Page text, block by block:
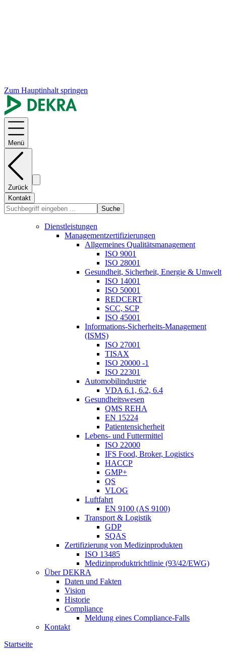
Zum Hauptinhalt springen
Menü
Zurück
Kontakt
Suche
Dienstleistungen
Managementzertifizierungen
Allgemeines Qualitätsmanagement
ISO 9001
ISO 28001
Gesundheit, Sicherheit, Energie & Umwelt
ISO 14001
ISO 50001
REDCERT
SCC, SCP
ISO 45001
Informations-Sicherheits-Management
(ISMS)
ISO 27001
TISAX
ISO 20000 -1
ISO 22301
Automobilindustrie
VDA 6.1, 6.2, 6.4
Gesundheitswesen
QMS REHA
EN 15224
Patientensicherheit
Lebens- und Futtermittel
ISO 22000
IFS Food, Broker, Logistics
HACCP
GMP+
QS
VLOG
Luftfahrt
EN 9100 (AS 9100)
Transport & Logistik
GDP
SQAS
Zertifizierung von Medizinprodukten
ISO 13485
Medizinproduktrichtlinie (93/42/EWG)
Über DEKRA
Daten und Fakten
Vision
Historie
Compliance
Meldung eines Compliance-Falls
Kontakt
Startseite